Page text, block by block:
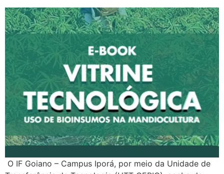
O IF Goiano – Campus Iporá, por meio da Unidade de